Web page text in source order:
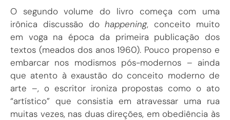
O segundo volume do livro começa com uma
irônica discussão dohappening, conceito muito
em voga na época da primeira publicação dos
textos (meados dos anos 1960). Pouco propenso e
embarcar nos modismos pós-modernos – ainda
que atento à exaustão do conceito moderno de
arte –, o escritor ironiza propostas como o ato
“artístico” que consistia em atravessar uma rua
muitas vezes, nas duas direções, em obediência às